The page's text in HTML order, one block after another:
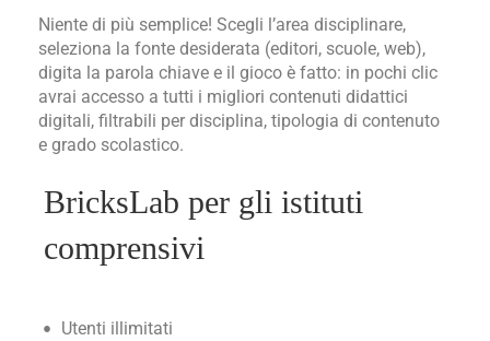
Niente di più semplice! Scegli l’area disciplinare,
seleziona la fonte desiderata (editori, scuole, web),
digita la parola chiave e il gioco è fatto: in pochi clic
avrai accesso a tutti i migliori contenuti didattici
digitali, filtrabili per disciplina, tipologia di contenuto
e grado scolastico.
BricksLab per gli istituti
comprensivi
Utenti illimitati